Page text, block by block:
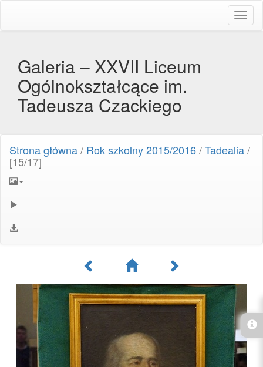
Galeria – XXVII Liceum
Ogólnokształcące im.
Tadeusza Czackiego
Strona główna/ Rok szkolny 2015/2016/Tadealia/
[15/17]